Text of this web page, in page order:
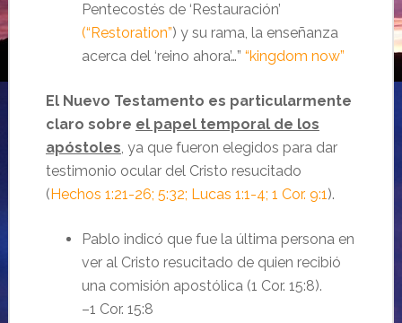
Pentecostés de ‘Restauración’
(“Restoration”) y su rama, la enseñanza
acerca del ‘reino ahora’…” “kingdom now”
El Nuevo Testamento es particularmente
claro sobre el papel temporal de los
apóstoles, ya que fueron elegidos para dar
testimonio ocular del Cristo resucitado
( Hechos 1:21-26; 5:32; Lucas 1:1-4; 1 Cor. 9:1).
Pablo indicó que fue la última persona en
ver al Cristo resucitado de quien recibió
una comisión apostólica (1 Cor. 15:8).
–1 Cor. 15:8